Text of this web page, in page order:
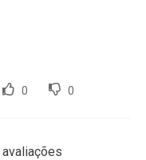
0 0
avaliações